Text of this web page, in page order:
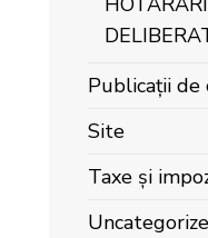
Publicații de
Site
Taxe și